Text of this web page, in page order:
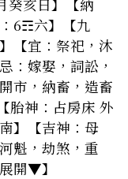
癸亥日】【納
6☶六】【九
【宜：祭祀，沐
忌：嫁娶，詞訟，
市，納畜，造畜
胎神：占房床 外
】【吉神：母
魁，劫煞，重
開▼】